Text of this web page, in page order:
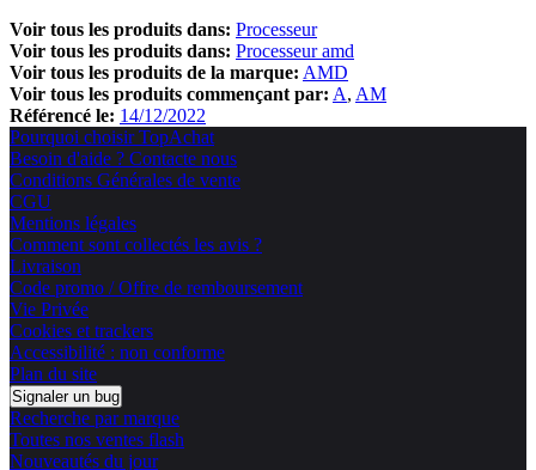
Voir tous les produits dans: Processeur
Voir tous les produits dans: Processeur amd
Voir tous les produits de la marque: AMD
Voir tous les produits commençant par: A AM
Référencé le: 14/12/2022
Pourquoi choisir TopAchat
Besoin d'aide ? Contacte nous
Conditions Générales de vente
CGU
Mentions légales
Comment sont collectés les avis ?
Livraison
Code promo / Offre de remboursement
Vie Privée
Cookies et trackers
Accessibilité : non conforme
Plan du site
Signaler un bug
Recherche par marque
Toutes nos ventes flash
Nouveautés du jour